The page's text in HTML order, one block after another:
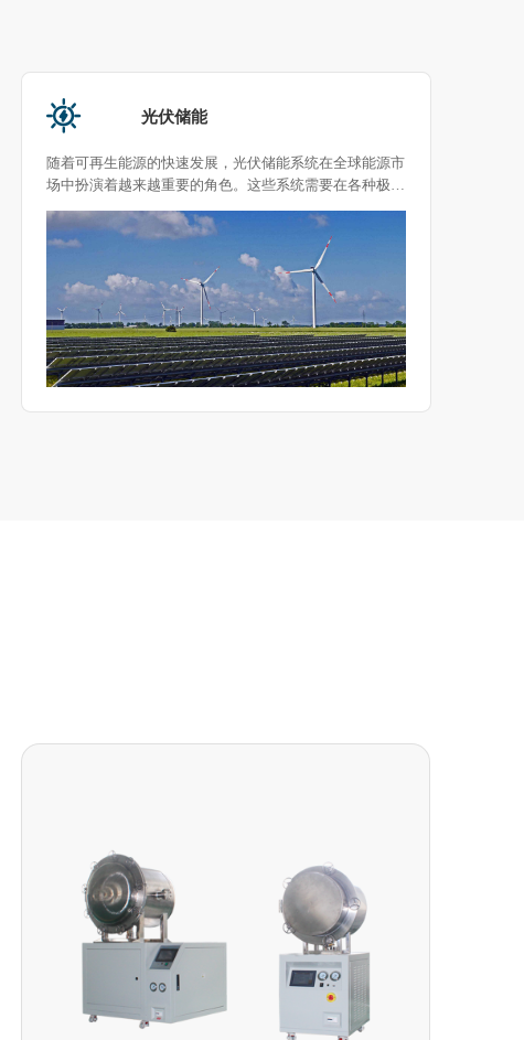
新能源汽车
汽车整车可靠性试验室广泛用于汽车行业整车环境及汽车
零部件企业，计量检测机构及科研单位等，该试验室具备
于测量汽车在不同温湿度环境条件下的性能试验，包括冷
启动，尾气排放，除雾、除霜试验等。